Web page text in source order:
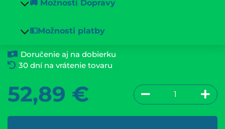
🚚 Možnosti Dopravy
💵Možnosti platby
Doručenie aj na dobierku
30 dní na vrátenie tovaru
52,89 €